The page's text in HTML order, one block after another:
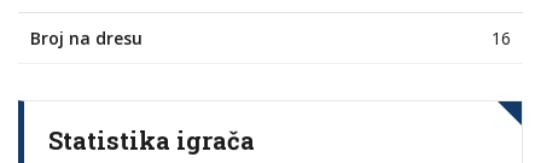
Broj na dresu 16
Statistika igrača